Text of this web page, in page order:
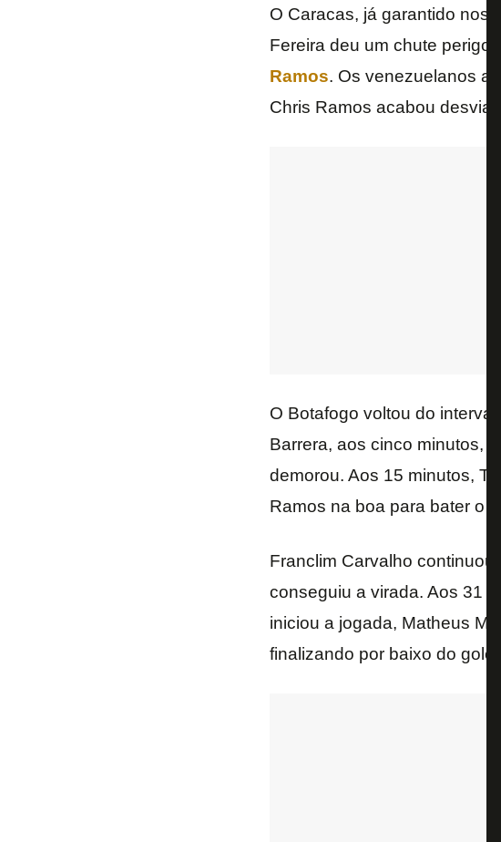
O Caracas, já garantido nos
Fereira deu um chute
Ramos. Os venezuelanos
Chris Ramos acabou
O Botafogo voltou do
Barrera, aos cinco minutos,
demorou. Aos 15 minutos,
Ramos na boa para bater o
Franclim Carvalho
conseguiu a virada. Aos 31
iniciou a jogada, Matheus
finalizando por baixo do